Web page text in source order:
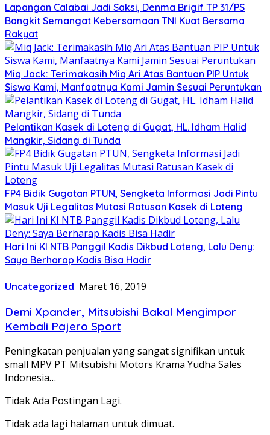
Lapangan Calabai Jadi Saksi, Denma Brigif TP 31/PS
Bangkit Semangat Kebersamaan TNI Kuat Bersama
Rakyat
Miq Jack: Terimakasih Miq Ari Atas Bantuan PIP Untuk
Siswa Kami, Manfaatnya Kami Jamin Sesuai Peruntukan
Pelantikan Kasek di Loteng di Gugat, HL. Idham Halid
Mangkir, Sidang di Tunda
FP4 Bidik Gugatan PTUN, Sengketa Informasi Jadi Pintu
Masuk Uji Legalitas Mutasi Ratusan Kasek di Loteng
Hari Ini KI NTB Panggil Kadis Dikbud Loteng, Lalu Deny:
Saya Berharap Kadis Bisa Hadir
Uncategorized Maret 16, 2019
Demi Xpander, Mitsubishi Bakal Mengimpor
Kembali Pajero Sport
Peningkatan penjualan yang sangat signifikan untuk
small MPV PT Mitsubishi Motors Krama Yudha Sales
Indonesia…
Tidak Ada Postingan Lagi.
Tidak ada lagi halaman untuk dimuat.